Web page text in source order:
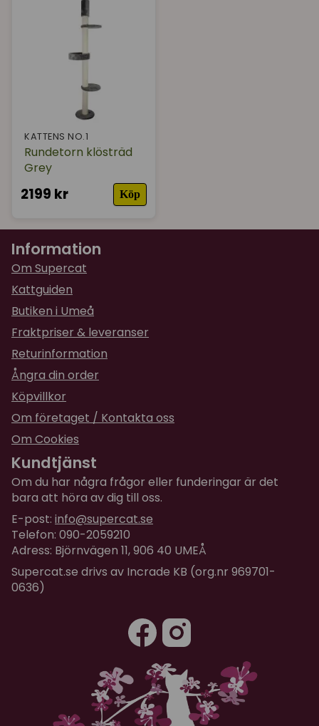
KATTENS NO.1
Rundetorn klösträd
Grey
2199 kr Köp
Information
Om Supercat
Kattguiden
Butiken i Umeå
Fraktpriser & leveranser
Returinformation
Ångra din order
Köpvillkor
Om företaget / Kontakta oss
Om Cookies
Kundtjänst
Om du har några frågor eller funderingar är det
bara att höra av dig till oss.
E-post: info@supercat.se
Telefon: 090-2059210
Adress: Björnvägen 11, 906 40 UMEÅ
Supercat.se drivs av Incrade KB (org.nr 969701-
0636)